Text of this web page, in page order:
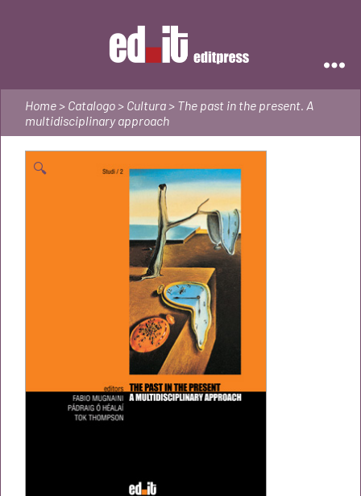
Home> Catalogo> Cultura> The past in the present. A
multidisciplinary approach
🔍